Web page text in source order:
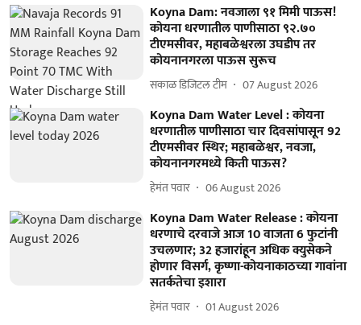
Koyna Dam: नवजाला ९१ मिमी पाऊस!
कोयना धरणातील पाणीसाठा ९२.७०
टीएमसीवर, महाबळेश्वरला उघडीप तर
कोयनानगरला पाऊस सुरूच
सकाळ डिजिटल टीम 07 August 2026
Koyna Dam Water Level : कोयना
धरणातील पाणीसाठा चार दिवसांपासून 92
टीएमसीवर स्थिर; महाबळेश्वर, नवजा,
कोयनानगरमध्ये किती पाऊस?
हेमंत पवार 06 August 2026
Koyna Dam Water Release : कोयना
धरणाचे दरवाजे आज 10 वाजता 6 फुटांनी
उचलणार; 32 हजारांहून अधिक क्युसेकने
होणार विसर्ग, कृष्णा-कोयनाकाठच्या गावांना
सतर्कतेचा इशारा
हेमंत पवार 01 August 2026